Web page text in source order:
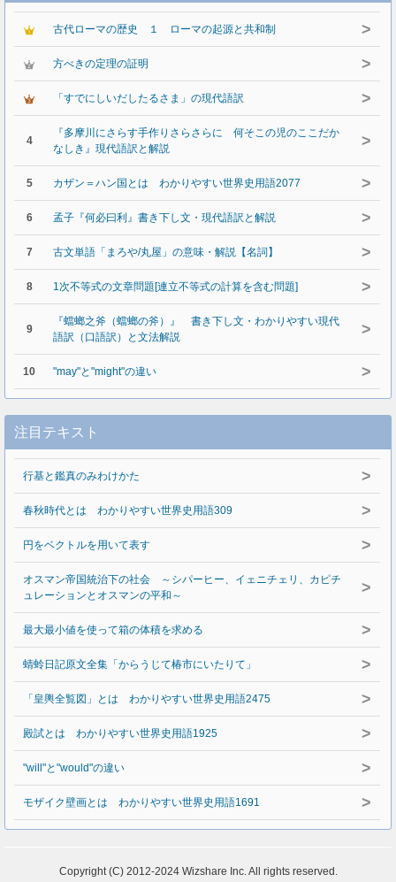
古代ローマの歴史 １ ローマの起源と共和制 >
方べきの定理の証明 >
「すでにしいだしたるさま」の現代語訳 >
4
『多摩川にさらす手作りさらさらに 何そこの児のここだか
なしき』現代語訳と解説
>
5 カザン＝ハン国とは わかりやすい世界史用語2077 >
6 孟子『何必曰利』書き下し文・現代語訳と解説 >
7 古文単語「まろや/丸屋」の意味・解説【名詞】 >
8 1次不等式の文章問題[連立不等式の計算を含む問題] >
9
『蟷螂之斧（蟷螂の斧）』 書き下し文・わかりやすい現代
語訳（口語訳）と文法解説
>
10 "may"と"might"の違い >
注目テキスト
行基と鑑真のみわけかた >
春秋時代とは わかりやすい世界史用語309 >
円をベクトルを用いて表す >
オスマン帝国統治下の社会 ～シパーヒー、イェニチェリ、カピチ
ュレーションとオスマンの平和～
>
最大最小値を使って箱の体積を求める >
蜻蛉日記原文全集「からうじて椿市にいたりて」 >
「皇輿全覧図」とは わかりやすい世界史用語2475 >
殿試とは わかりやすい世界史用語1925 >
"will"と"would"の違い >
モザイク壁画とは わかりやすい世界史用語1691 >
Copyright (C) 2012-2024 Wizshare Inc. All rights reserved.